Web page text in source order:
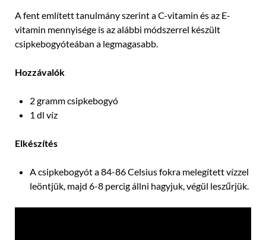
A fent említett tanulmány szerint a C-vitamin és az E-
vitamin mennyisége is az alábbi módszerrel készült
csipkebogyóteában a legmagasabb.
Hozzávalók
2 gramm csipkebogyó
1 dl víz
Elkészítés
A csipkebogyót a 84-86 Celsius fokra melegített vízzel
leöntjük, majd 6-8 percig állni hagyjuk, végül leszűrjük.